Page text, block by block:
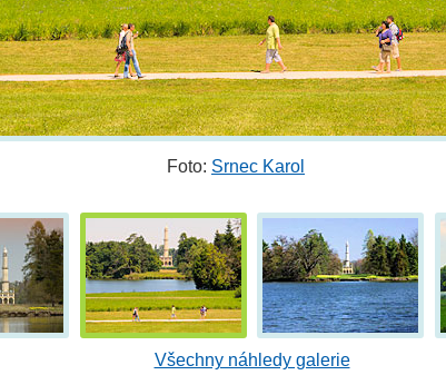
Foto: Srnec Karol
Všechny náhledy galerie